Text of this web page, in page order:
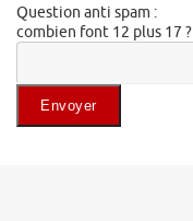
Question anti spam :
combien font 12 plus 17 ?